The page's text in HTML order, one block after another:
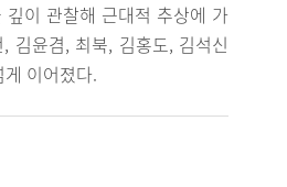
이 관찰해 근대적 추상에 가
김윤겸, 최북, 김홍도, 김석신
이어졌다.